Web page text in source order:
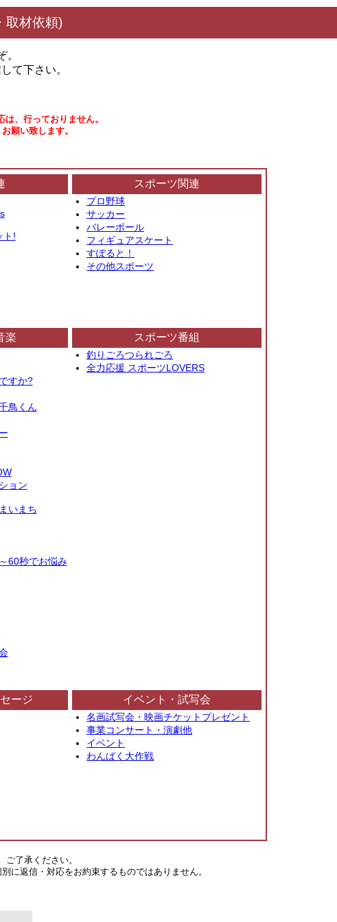
取材依頼)
。
て下さい。
、行っておりません。
願い致します。
ト!
スポーツ関連
プロ野球
サッカー
バレーボール
フィギュアスケート
すぽると！
その他スポーツ
楽
すか?
鳥くん
ョン
いまち
60秒でお悩み
スポーツ番組
釣りごろつられごろ
全力応援 スポーツLOVERS
ージ イベント・試写会
名画試写会・映画チケットプレゼント
事業コンサート・演劇他
イベント
わんぱく大作戦
了承ください。
に返信・対応をお約束するものではありません。